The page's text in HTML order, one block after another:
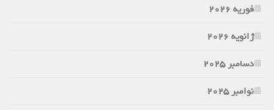
فوریه 2026
ژانویه 2026
دسامبر 2025
نوامبر 2025